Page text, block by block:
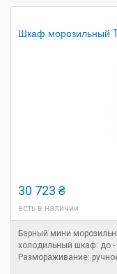
Шкаф морозильный
30 723 ₴
есть в наличии
Барный мини
холодильный шкаф: до -
Размораживание: